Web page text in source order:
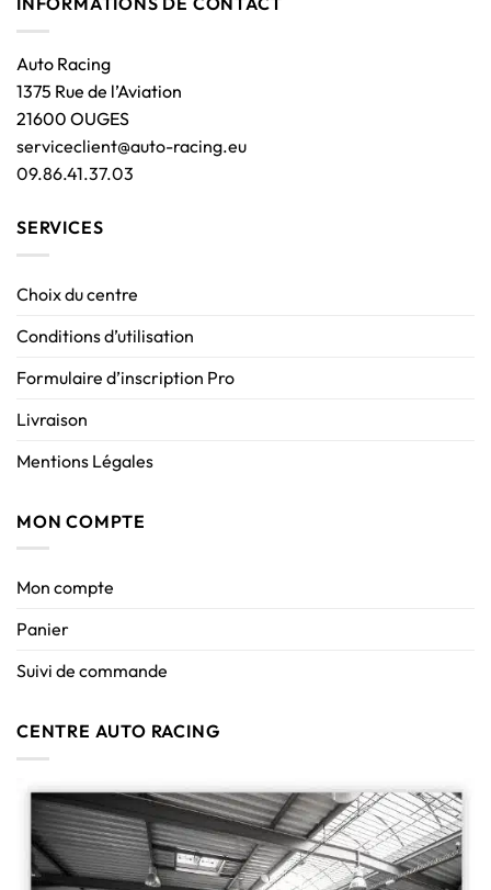
Auto Racing
1375 Rue de l’Aviation
21600 OUGES
serviceclient@auto-racing.eu
09.86.41.37.03
SERVICES
Choix du centre
Conditions d’utilisation
Formulaire d’inscription Pro
Livraison
Mentions Légales
MON COMPTE
Mon compte
Panier
Suivi de commande
CENTRE AUTO RACING